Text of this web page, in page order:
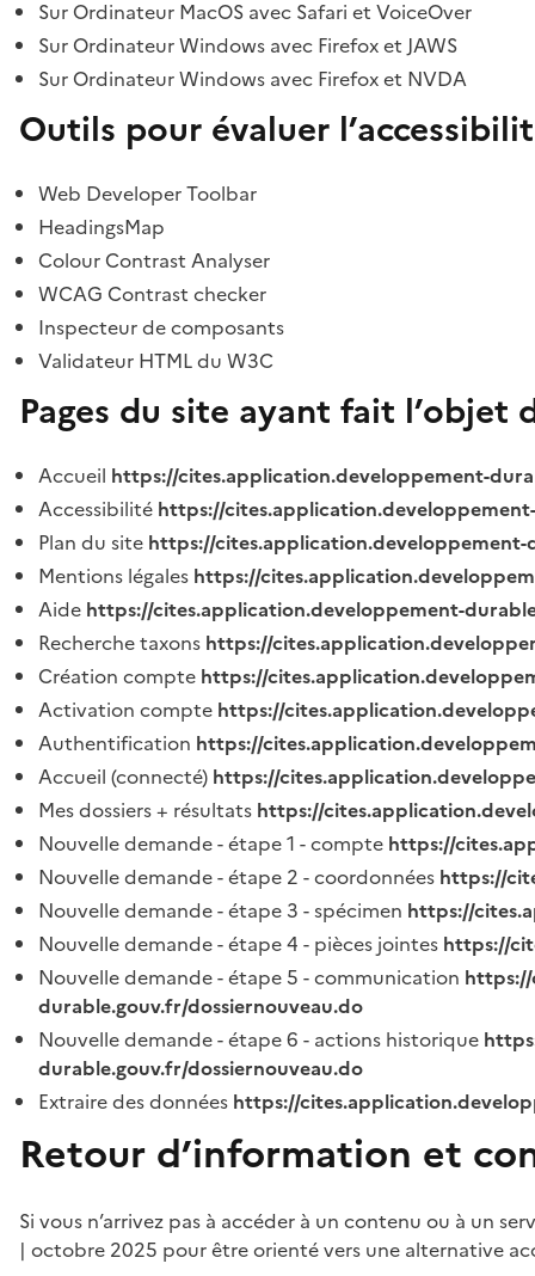
Sur Ordinateur MacOS avec Safari et VoiceOver
Sur Ordinateur Windows avec Firefox et JAWS
Sur Ordinateur Windows avec Firefox et NVDA
Outils pour évaluer
Web Developer Toolbar
HeadingsMap
Colour Contrast Analyser
WCAG Contrast checker
Inspecteur de composants
Validateur HTML du W3C
Pages du site ayant fait
Accueil https://cites.application.developpement-
Accessibilité https://
Plan du site https://
Mentions légales https://
Aide https://cites.application.developpement-
Recherche taxons https://
Création compte https://
Activation compte https://
Authentification https://
Accueil (connecté) https://
Mes dossiers + résultats https://
Nouvelle demande - étape 1 - compte https://
Nouvelle demande - étape 2 - coordonnées https://
Nouvelle demande - étape 3 - spécimen https://
Nouvelle demande - étape 4 - pièces jointes https://
Nouvelle demande - étape 5 - communication
durable.gouv.fr/dossiernouveau.do
Nouvelle demande - étape 6 - actions historique
durable.gouv.fr/dossiernouveau.do
Extraire des données https://
Retour d’information et
Si vous n’arrivez pas à accéder à un contenu ou à un
| octobre 2025 pour être orienté vers une alternative